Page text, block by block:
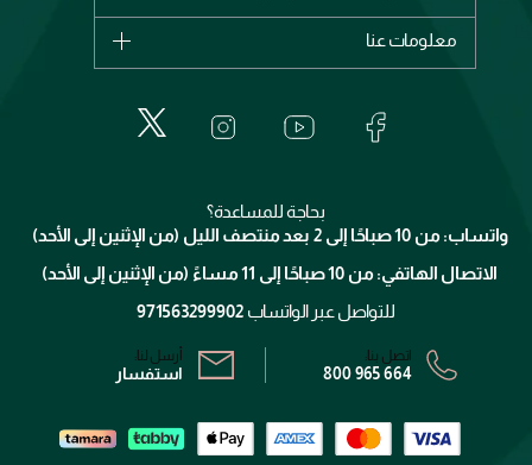
اشترِ بطاقة هدية
بربري
إيف سان لوران
الإرجاع
معلومات عنا
خدمات المعارض
برنامج الولاء ميوز
الشروط و الأحكام
سياسة الخصوصية
بحاجة للمساعدة؟
واتساب: من 10 صباحًا إلى 2 بعد منتصف الليل (من الإثنين إلى الأحد)
الاتصال الهاتفي: من 10 صباحًا إلى 11 مساءً (من الإثنين إلى الأحد)
للتواصل عبر الواتساب 971563299902
اتصل بنا:
800 965 664
أرسل لنا:
استفسار